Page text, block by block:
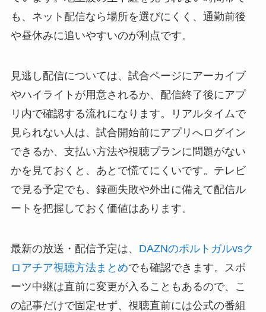
も、ネット配信なら場所を選びにくく、通勤前後
や昼休みに追いやすいのが利点です。
見逃し配信については、試合ページにアーカイブ
やハイライトが用意されるか、配信終了後にアプ
リ内で確認する流れになります。リアルタイムで
見られない人は、試合開始前にアプリへログイン
できるか、支払い方法や視聴プランに問題がない
かを見ておくと、あとで慌てにくいです。テレビ
で見る予定でも、録画失敗や外出に備えて配信ル
ートを把握しておく価値はあります。
最新の放送・配信予定は、 DAZNのポルトガルvsク
ロアチア視聴方法まとめでも確認できます。スポ
ーツ中継は直前に変更が入ることもあるので、こ
の記事だけで固定せず、視聴直前には公式の番組